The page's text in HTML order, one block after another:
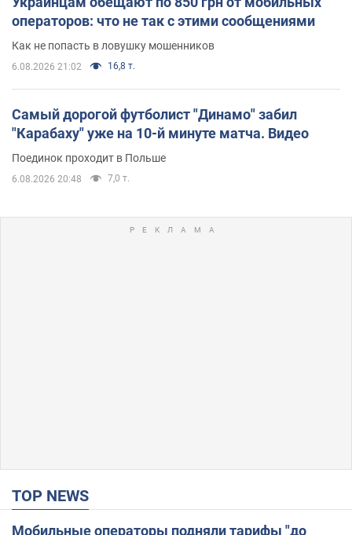
операторов: что не так с этими сообщениями
Как не попасть в ловушку мошенников
6.08.2026 21:02 16,8 т.
Самый дорогой футболист "Динамо" забил
"Карабаху" уже на 10-й минуте матча. Видео
Поединок проходит в Польше
6.08.2026 20:48 7,0 т.
TOP NEWS
Мобильные операторы подняли тарифы "до